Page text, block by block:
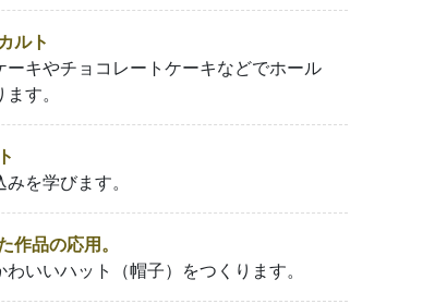
ルト
ーキやチョコレートケーキなどでホール
す。
を学びます。
品の応用。
いいハット（帽子）をつくります。